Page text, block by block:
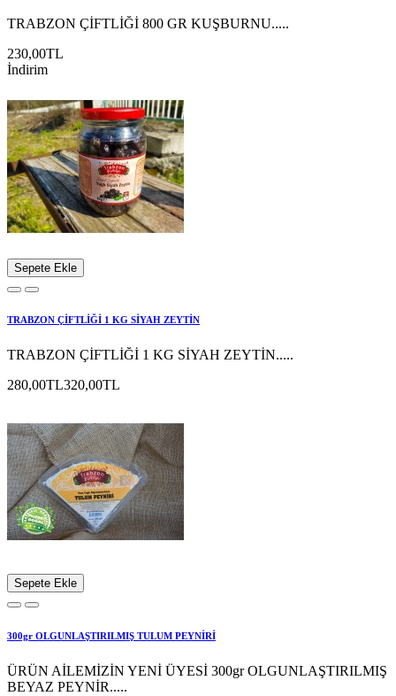
TRABZON ÇİFTLİĞİ 800 GR KUŞBURNU.....
230,00TL
İndirim
Sepete Ekle
TRABZON ÇİFTLİĞİ 1 KG SİYAH ZEYTİN
TRABZON ÇİFTLİĞİ 1 KG SİYAH ZEYTİN.....
280,00TL320,00TL
Sepete Ekle
300gr OLGUNLAŞTIRILMIŞ TULUM PEYNİRİ
ÜRÜN AİLEMİZİN YENİ ÜYESİ 300gr OLGUNLAŞTIRILMIŞ
BEYAZ PEYNİR.....